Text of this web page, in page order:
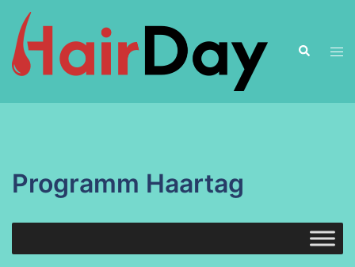
Inhalt
springen
Suche
Programm Haartag